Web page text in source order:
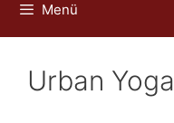
Menü
Urban Yoga